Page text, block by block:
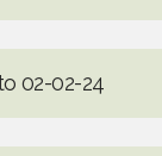
02-02-24